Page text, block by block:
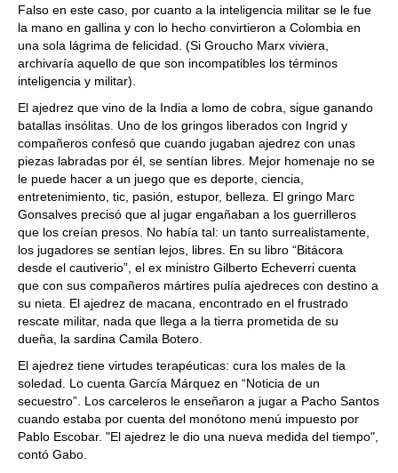
Falso en este caso, por cuanto a la inteligencia militar se le fue
la mano en gallina y con lo hecho convirtieron a Colombia en
una sola lágrima de felicidad. (Si Groucho Marx viviera,
archivaría aquello de que son incompatibles los términos
inteligencia y militar).
El ajedrez que vino de la India a lomo de cobra, sigue ganando
batallas insólitas. Uno de los gringos liberados con Ingrid y
compañeros confesó que cuando jugaban ajedrez con unas
piezas labradas por él, se sentían libres. Mejor homenaje no se
le puede hacer a un juego que es deporte, ciencia,
entretenimiento, tic, pasión, estupor, belleza. El gringo Marc
Gonsalves precisó que al jugar engañaban a los guerrilleros
que los creían presos. No había tal: un tanto surrealistamente,
los jugadores se sentían lejos, libres. En su libro “Bitácora
desde el cautiverio”, el ex ministro Gilberto Echeverri cuenta
que con sus compañeros mártires pulía ajedreces con destino a
su nieta. El ajedrez de macana, encontrado en el frustrado
rescate militar, nada que llega a la tierra prometida de su
dueña, la sardina Camila Botero.
El ajedrez tiene virtudes terapéuticas: cura los males de la
soledad. Lo cuenta García Márquez en “Noticia de un
secuestro”. Los carceleros le enseñaron a jugar a Pacho Santos
cuando estaba por cuenta del monótono menú impuesto por
Pablo Escobar. "El ajedrez le dio una nueva medida del tiempo",
contó Gabo.